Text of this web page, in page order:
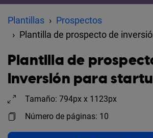
Plantillas
Prospectos
Plantilla de prospecto de
Plantilla de
inversión para
Tamaño: 794px x 1123px
Número de páginas: 10